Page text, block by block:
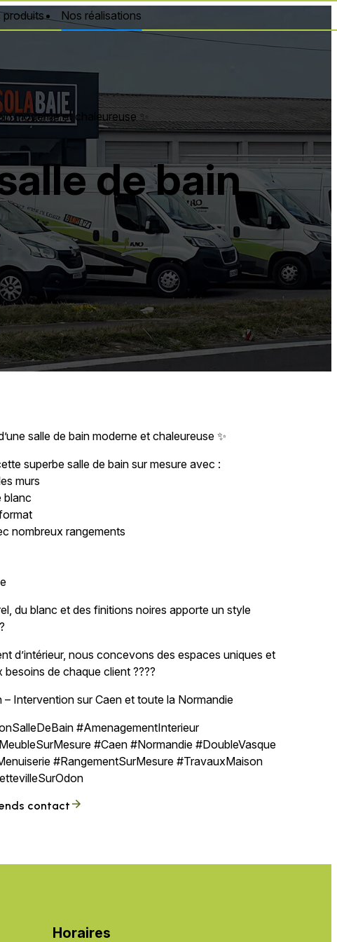
produits Nos réalisations
moderne et chaleureuse ✨
de bain
salle de bain moderne et chaleureuse ✨
superbe salle de bain sur mesure avec :
murs
blanc
nombreux rangements
du blanc et des finitions noires apporte un style
d’intérieur, nous concevons des espaces uniques et
de chaque client ????
– Intervention sur Caen et toute la Normandie
#AmenagementInterieur
#Caen #Normandie #DoubleVasque
#RangementSurMesure #TravauxMaison
contact
Horaires